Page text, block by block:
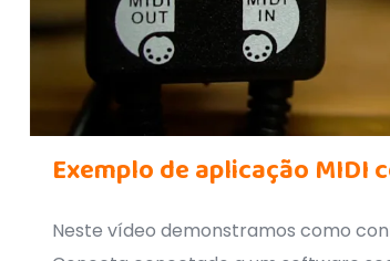
Exemplo de aplicação MIDI
Neste vídeo demonstramos como